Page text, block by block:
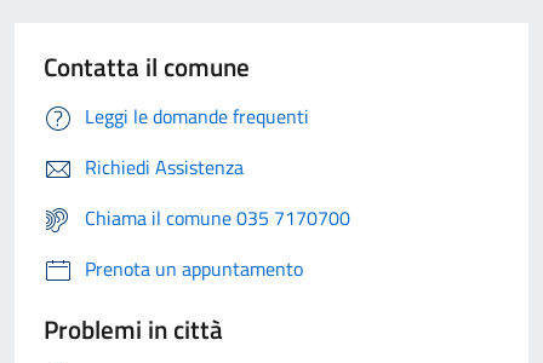
Contatta il comune
Leggi le domande frequenti
Richiedi Assistenza
Chiama il comune 035 7170700
Prenota un appuntamento
Problemi in città